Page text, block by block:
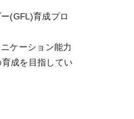
(GFL)育成プロ
ケーション能力
成を目指してい